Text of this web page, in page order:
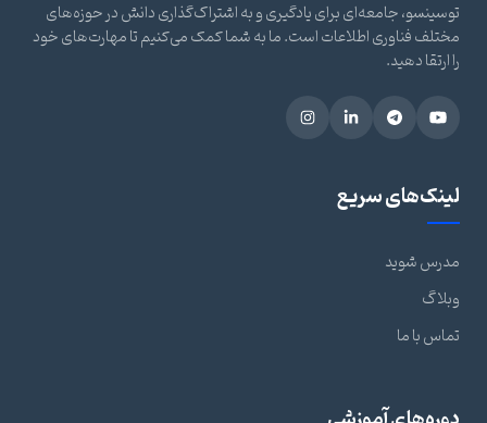
توسینسو، جامعه‌ای برای یادگیری و به اشتراک‌گذاری دانش در حوزه‌های
مختلف فناوری اطلاعات است. ما به شما کمک می‌کنیم تا مهارت‌های خود
را ارتقا دهید.
لینک‌های سریع
مدرس شوید
وبلاگ
تماس با ما